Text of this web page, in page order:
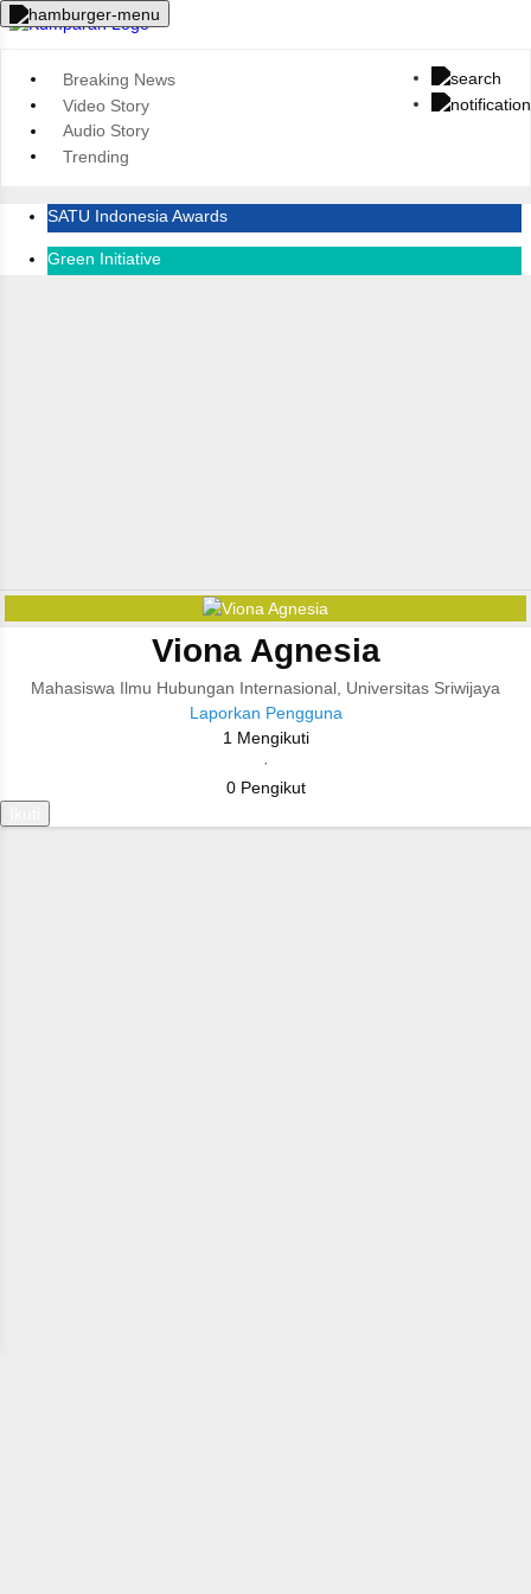
Breaking News
Video Story
Audio Story
Trending
SATU Indonesia Awards
Green Initiative
Viona Agnesia
Mahasiswa Ilmu Hubungan Internasional, Universitas Sriwijaya
Laporkan Pengguna
1 Mengikuti
·
0Pengikut